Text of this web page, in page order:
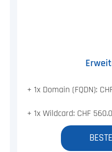
+ 1x Domain (FQDN):
+ 1x Wildcard: CHF